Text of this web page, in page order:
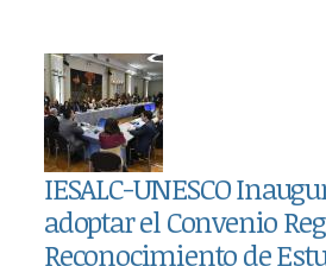
IESALC-UNESCO
adoptar el Convenio
Reconocimiento de